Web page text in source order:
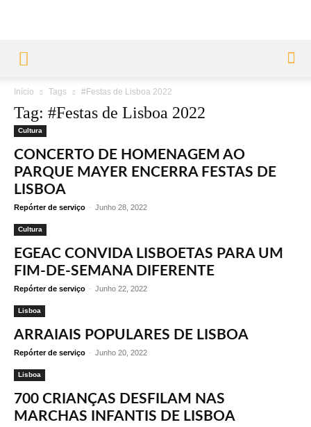
Início Tags #Festas de Lisboa 2022
Tag: #Festas de Lisboa 2022
Cultura
CONCERTO DE HOMENAGEM AO
PARQUE MAYER ENCERRA FESTAS DE
LISBOA
Repórter de serviço - Junho 28, 2022
Cultura
EGEAC CONVIDA LISBOETAS PARA UM
FIM-DE-SEMANA DIFERENTE
Repórter de serviço - Junho 22, 2022
Lisboa
ARRAIAIS POPULARES DE LISBOA
Repórter de serviço - Junho 20, 2022
Lisboa
700 CRIANÇAS DESFILAM NAS
MARCHAS INFANTIS DE LISBOA